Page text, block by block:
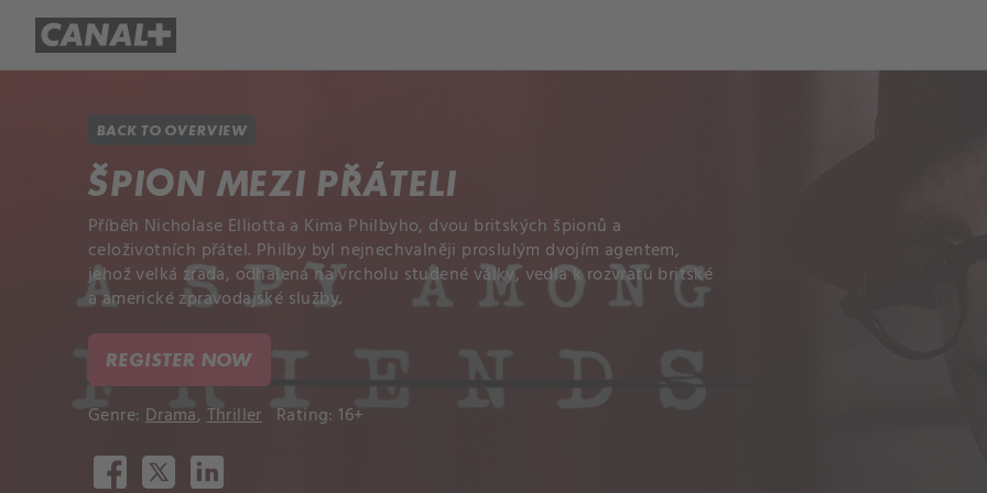
BACK TO OVERVIEW
ŠPION MEZI PŘÁTELI
Příběh Nicholase Elliotta a Kima Philbyho, dvou britských špionů a
celoživotních přátel. Philby byl nejnechvalněji proslulým dvojím agentem,
jehož velká zrada, odhalená na vrcholu studené války, vedla k rozvratu britské
a americké zpravodajské služby.
REGISTER NOW
Genre: Drama, Thriller Rating: 16+